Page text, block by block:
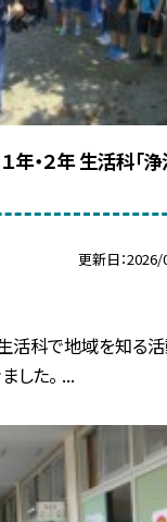
年・２年 生活科「
更新日 2026/
活科で地域を知る活
した。 ...